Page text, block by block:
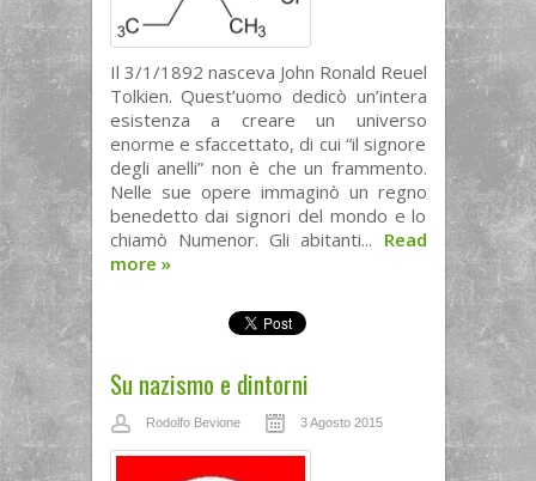
Il 3/1/1892 nasceva John Ronald Reuel
Tolkien. Quest’uomo dedicò un’intera
esistenza a creare un universo
enorme e sfaccettato, di cui “il signore
degli anelli” non è che un frammento.
Nelle sue opere immaginò un regno
benedetto dai signori del mondo e lo
chiamò Numenor. Gli abitanti... Read
more »
Su nazismo e dintorni
Rodolfo Bevione 3 Agosto 2015